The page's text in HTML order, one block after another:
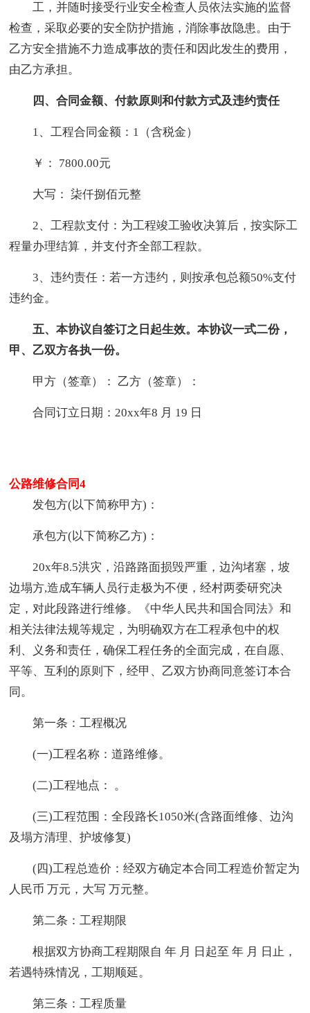
工，并随时接受行业安全检查人员依法实施的监督
检查，采取必要的安全防护措施，消除事故隐患。由于
乙方安全措施不力造成事故的责任和因此发生的费用，
由乙方承担。
四、合同金额、付款原则和付款方式及违约责任
1、工程合同金额：1（含税金）
￥： 7800.00元
大写： 柒仟捌佰元整
2、工程款支付：为工程竣工验收决算后，按实际工
程量办理结算，并支付齐全部工程款。
3、违约责任：若一方违约，则按承包总额50%支付
违约金。
五、本协议自签订之日起生效。本协议一式二份，
甲、乙双方各执一份。
甲方（签章）： 乙方（签章）：
合同订立日期：20xx年8 月 19 日
公路维修合同4
发包方(以下简称甲方)：
承包方(以下简称乙方)：
20x年8.5洪灾，沿路路面损毁严重，边沟堵塞，坡
边塌方,造成车辆人员行走极为不便，经村两委研究决
定，对此段路进行维修。《中华人民共和国合同法》和
相关法律法规等规定，为明确双方在工程承包中的权
利、义务和责任，确保工程任务的全面完成，在自愿、
平等、互利的原则下，经甲、乙双方协商同意签订本合
同。
第一条：工程概况
(一)工程名称：道路维修。
(二)工程地点： 。
(三)工程范围：全段路长1050米(含路面维修、边沟
及塌方清理、护坡修复)
(四)工程总造价：经双方确定本合同工程造价暂定为
人民币 万元，大写 万元整。
第二条：工程期限
根据双方协商工程期限自 年 月 日起至 年 月 日止，
若遇特殊情况，工期顺延。
第三条：工程质量